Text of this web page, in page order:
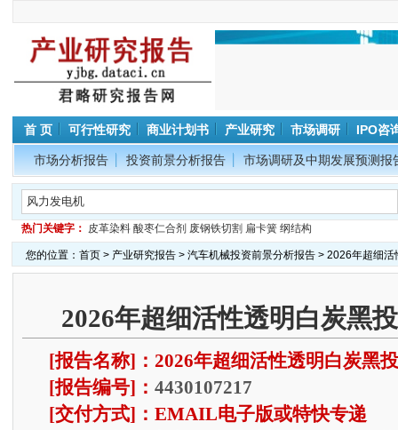
首 页 可行性研究 商业计划书 产业研究 市场调研 IPO咨
市场分析报告 投资前景分析报告 市场调研及中期发展预测报
热门关键字： 皮革染料 酸枣仁合剂 废钢铁切割 扁卡簧 纲结构
您的位置： 首页> 产业研究报告> 汽车机械投资前景分析报告> 2026年超细活
2026年超细活性透明白炭黑
[报告名称]：2026年超细活性透明白炭黑
[报告编号]： 4430107217
[交付方式]：EMAIL电子版或特快专递